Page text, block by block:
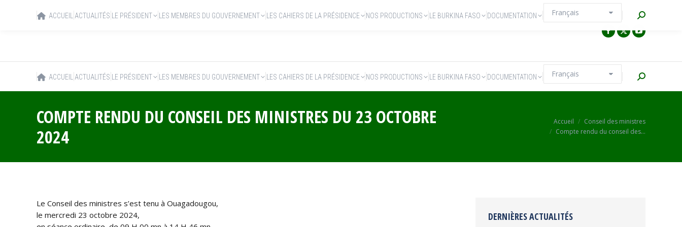
ACCUEIL ACTUALITÉS LE PRÉSIDENT LES MEMBRES DU GOUVERNEMENT LES CAHIERS DE LA PRÉSIDENCE NOS PRODUCTIONS LE BURKINA FASO DOCUMENTATION Recherche
COMPTE RENDU DU CONSEIL DES MINISTRES DU 23 OCTOBRE
2024
Accueil
Conseil des ministres
Compte rendu du conseil des…
Le Conseil des ministres s’est tenu à Ouagadougou,
le mercredi 23 octobre 2024,
DERNIÈRES ACTUALITÉS
ACCUEIL ACTUALITÉS LE PRÉSIDENT LES MEMBRES DU GOUVERNEMENT LES CAHIERS DE LA PRÉSIDENCE NOS PRODUCTIONS LE BURKINA FASO DOCUMENTATION Recherche